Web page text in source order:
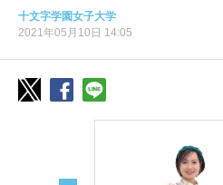
十文字学園女子大学
2021年05月10日 14:05